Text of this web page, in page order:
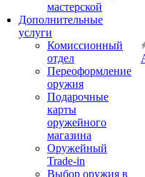
мастерской
Дополнительные
услуги
Комиссионный
отдел
Переоформление
оружия
Подарочные
карты
оружейного
магазина
Оружейный
Trade-in
Выбор оружия в